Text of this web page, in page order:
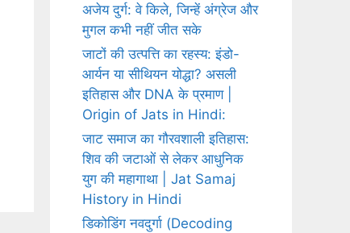
अजेय दुर्ग: वे किले, जिन्हें अंग्रेज और
मुगल कभी नहीं जीत सके
जाटों की उत्पत्ति का रहस्य: इंडो-
आर्यन या सीथियन योद्धा? असली
इतिहास और DNA के प्रमाण |
Origin of Jats in Hindi:
जाट समाज का गौरवशाली इतिहास:
शिव की जटाओं से लेकर आधुनिक
युग की महागाथा | Jat Samaj
History in Hindi
डिकोडिंग नवदुर्गा (Decoding